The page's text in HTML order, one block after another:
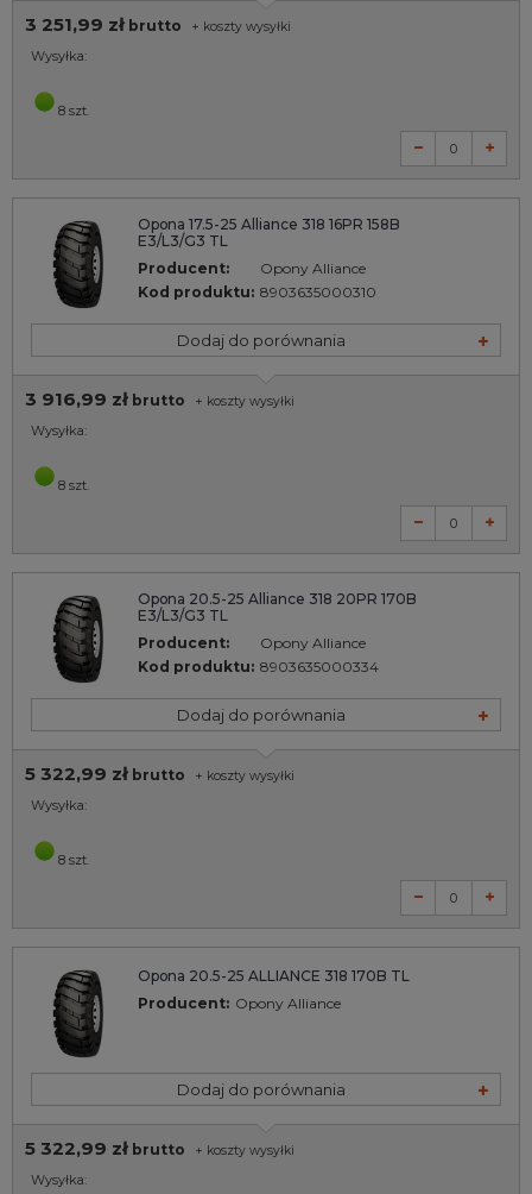
3 251,99 zł brutto + koszty wysyłki
Wysyłka:
8 szt.
Opona 17.5-25 Alliance 318 16PR 158B
E3/L3/G3 TL
Producent:
Opony Alliance
Kod produktu: 8903635000310
Dodaj do porównania
3 916,99 zł brutto + koszty wysyłki
Wysyłka:
8 szt.
Opona 20.5-25 Alliance 318 20PR 170B
E3/L3/G3 TL
Producent:
Opony Alliance
Kod produktu: 8903635000334
Dodaj do porównania
5 322,99 zł brutto + koszty wysyłki
Wysyłka:
8 szt.
Opona 20.5-25 ALLIANCE 318 170B TL
Producent: Opony Alliance
Dodaj do porównania
5 322,99 zł brutto + koszty wysyłki
Wysyłka: